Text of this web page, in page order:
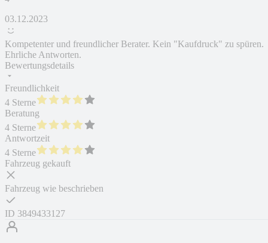
03.12.2023
Kompetenter und freundlicher Berater. Kein "Kaufdruck" zu spüren.
Ehrliche Antworten.
Bewertungsdetails
Freundlichkeit
4 Sterne
Beratung
4 Sterne
Antwortzeit
4 Sterne
Fahrzeug gekauft
Fahrzeug wie beschrieben
ID 3849433127